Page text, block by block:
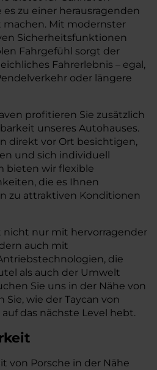
es zu einer herausragenden
machen. Mit modernster
Sicherheitsfunktionen
Fahrgefühl sorgt der
Fahrerlebnis – egal,
oder längere
profitieren Sie zusätzlich
unseres Autohauses.
direkt vor Ort besichtigen,
und sich individuell
bieten wir flexible
die es Ihnen
zu attraktiven Konditionen
nicht nur mit hervorragender
auch mit
die
als auch der Umwelt
Sie uns in der Nähe von
wie der Taycan von
das nächste Level hebt.
von Porsche in der Nähe